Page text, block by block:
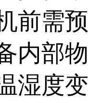
前需
内部
湿度